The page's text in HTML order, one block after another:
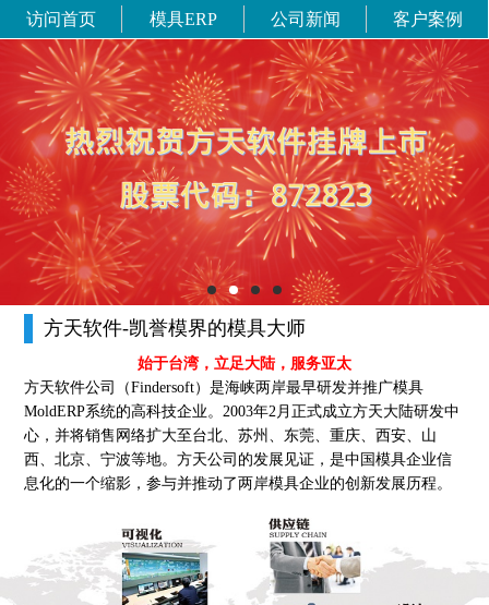
访问首页 模具ERP 公司新闻 客户案例
方天软件-凯誉模界的模具大师
始于台湾，立足大陆，服务亚太
方天软件公司（Findersoft）是海峡两岸最早研发并推广模具
MoldERP系统的高科技企业。2003年2月正式成立方天大陆研发中
心，并将销售网络扩大至台北、苏州、东莞、重庆、西安、山
西、北京、宁波等地。方天公司的发展见证，是中国模具企业信
息化的一个缩影，参与并推动了两岸模具企业的创新发展历程。